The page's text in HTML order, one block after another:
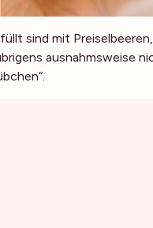
sind mit
ausnahmsweise